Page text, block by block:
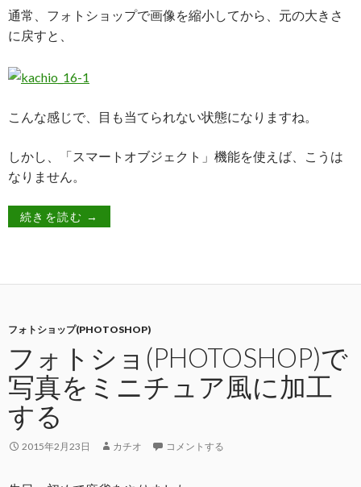
通常、フォトショップで画像を縮小してから、元の大きさ
に戻すと、
こんな感じで、目も当てられない状態になりますね。
しかし、「スマートオブジェクト」機能を使えば、こうは
なりません。
続きを読む →
フォトショップ(PHOTOSHOP)
フォトショ(PHOTOSHOP)で
写真をミニチュア風に加工
する
2015年2月23日 カチオ コメントする